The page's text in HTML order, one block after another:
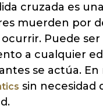
cruzada es
muerden por
Puede
a cualquier
se actúa.
sin necesidad